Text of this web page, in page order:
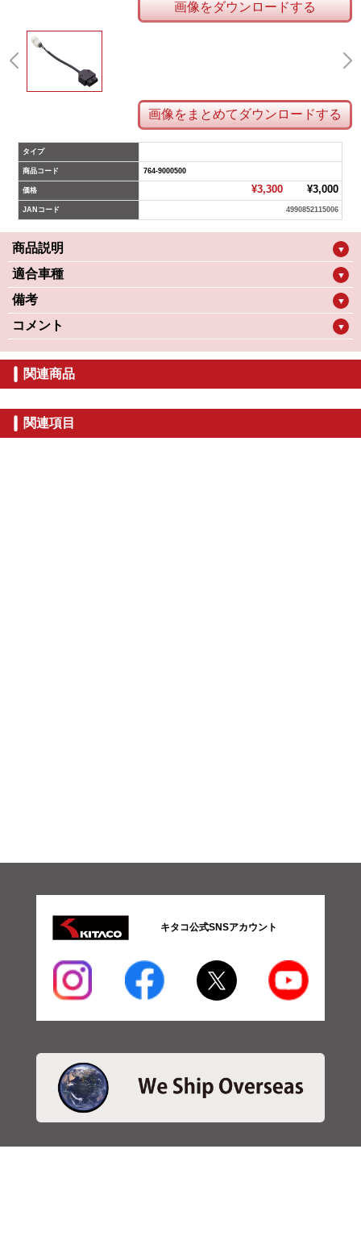
画像をダウンロードする
画像をまとめてダウンロードする
タイプ
商品コード 764-9000500
価格 ¥3,300¥3,000
JANコード 4990852115006
商品説明 ▼
適合車種 ▼
備考 ▼
コメント ▼
関連商品
関連項目
キタコ公式SNSアカウント